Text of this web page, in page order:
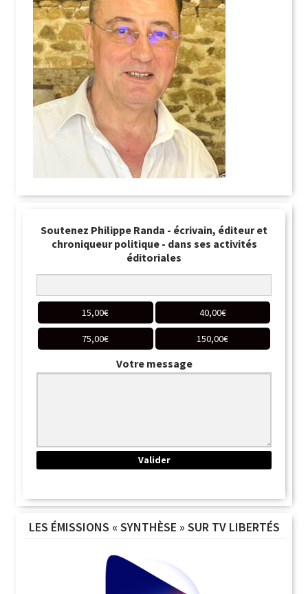
Soutenez Philippe Randa - écrivain, éditeur et
chroniqueur politique - dans ses activités
éditoriales
15,00€ 40,00€
75,00€ 150,00€
Votre message
LES ÉMISSIONS « SYNTHÈSE » SUR TV LIBERTÉS